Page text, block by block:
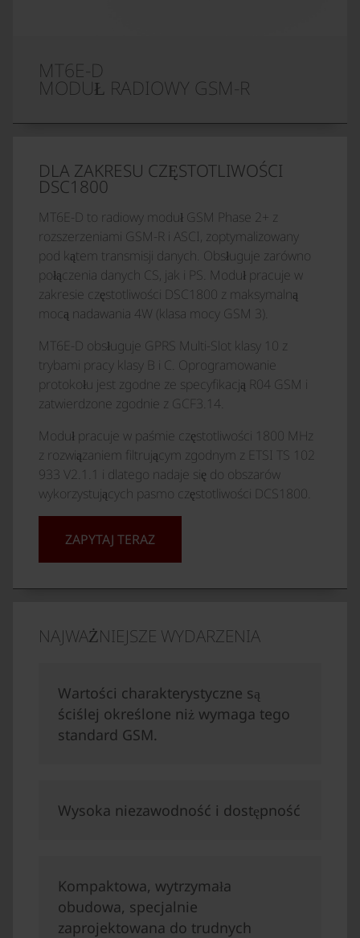
MT6E-D
MODUŁ RADIOWY GSM-R
DLA ZAKRESU CZĘSTOTLIWOŚCI
DSC1800
MT6E-D to radiowy moduł GSM Phase 2+ z
rozszerzeniami GSM-R i ASCI, zoptymalizowany
pod kątem transmisji danych. Obsługuje zarówno
połączenia danych CS, jak i PS. Moduł pracuje w
zakresie częstotliwości DSC1800 z maksymalną
mocą nadawania 4W (klasa mocy GSM 3).
MT6E-D obsługuje GPRS Multi-Slot klasy 10 z
trybami pracy klasy B i C. Oprogramowanie
protokołu jest zgodne ze specyfikacją R04 GSM i
zatwierdzone zgodnie z GCF3.14.
Moduł pracuje w paśmie częstotliwości 1800 MHz
z rozwiązaniem filtrującym zgodnym z ETSI TS 102
933 V2.1.1 i dlatego nadaje się do obszarów
wykorzystujących pasmo częstotliwości DCS1800.
ZAPYTAJ TERAZ
NAJWAŻNIEJSZE WYDARZENIA
Wartości charakterystyczne są
ściślej określone niż wymaga tego
standard GSM.
Wysoka niezawodność i dostępność
Kompaktowa, wytrzymała
obudowa, specjalnie
zaprojektowana do trudnych